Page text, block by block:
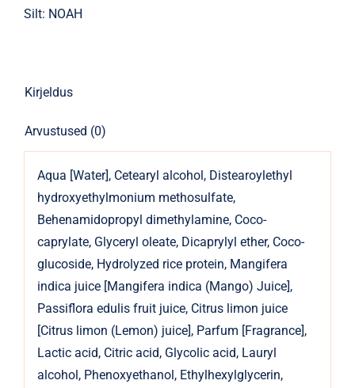
75ml
Silt: NOAH
Kirjeldus
Arvustused (0)
Aqua [Water], Cetearyl alcohol, Distearoylethyl
hydroxyethylmonium methosulfate,
Behenamidopropyl dimethylamine, Coco-
caprylate, Glyceryl oleate, Dicaprylyl ether, Coco-
glucoside, Hydrolyzed rice protein, Mangifera
indica juice [Mangifera indica (Mango) Juice],
Passiflora edulis fruit juice, Citrus limon juice
[Citrus limon (Lemon) juice], Parfum [Fragrance],
Lactic acid, Citric acid, Glycolic acid, Lauryl
alcohol, Phenoxyethanol, Ethylhexylglycerin,